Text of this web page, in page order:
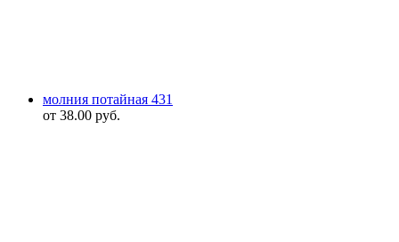
молния потайная 431
от 38.00 руб.